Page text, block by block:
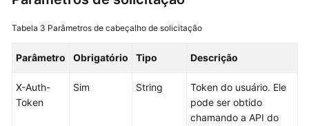
de
Tabela 3 Parâmetros de cabeçalho de solicitação
Parâmetro Obrigatório Tipo Descrição
X-Auth-
Token
Sim String
Token do usuário. Ele
pode ser obtido
chamando a API do